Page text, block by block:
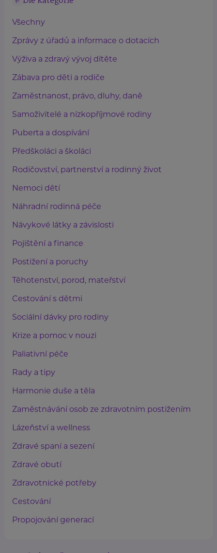
Všechny
Zprávy z úřadů a informace o dotacích
Výživa a zdravý vývoj dítěte
Zábava pro děti a rodiče
Zaměstnanost, právo, dluhy, daně
Samoživitelé a nízkopříjmové rodiny
Puberta a dospívání
Předškoláci a školáci
Rodičovství, partnerství a rodinný život
Nemoci dětí
Náhradní rodinná péče
Návykové látky a závislosti
Pojištění a finance
Postižení a poruchy
Těhotenství, porod, mateřství
Cestování s dětmi
Sociální dávky pro rodiny
Krize a pomoc v nouzi
Paliativní péče
Rady a tipy
Harmonie duše a těla
Zaměstnávání osob ze zdravotním postižením
Lázeňství a wellness
Zdravé spaní a sezení
Zdravé obutí
Zdravotnické potřeby
Cestování
Propojování generací